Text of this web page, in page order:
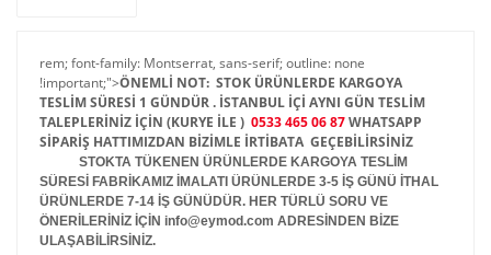
rem; font-family: Montserrat, sans-serif; outline: none
!important;">ÖNEMLİ NOT: STOK ÜRÜNLERDE KARGOYA
TESLİM SÜRESİ 1 GÜNDÜR . İSTANBUL İÇİ AYNI GÜN TESLİM
TALEPLERİNİZ İÇİN (KURYE İLE ) 0533 465 06 87WHATSAPP
SİPARİŞ HATTIMIZDAN BİZİMLE İRTİBATA GEÇEBİLİRSİNİZ
STOKTA TÜKENEN ÜRÜNLERDE KARGOYA TESLİM
SÜRESİ FABRİKAMIZ İMALATI ÜRÜNLERDE 3-5 İŞ GÜNÜ İTHAL
ÜRÜNLERDE 7-14 İŞ GÜNÜDÜR. HER TÜRLÜ SORU VE
ÖNERİLERİNİZ İÇİN info@eymod.com ADRESİNDEN BİZE
ULAŞABİLİRSİNİZ.